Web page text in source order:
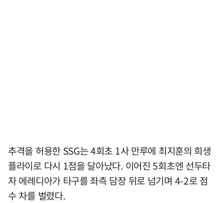
추격을 허용한 SSG는 4회초 1사 만루에 최지훈의 희생
플라이로 다시 1점을 달아났다. 이어진 5회초엔 선두타
자 에레디아가 타구를 좌측 담장 뒤로 넘기며 4-2로 점
수 차를 벌렸다.